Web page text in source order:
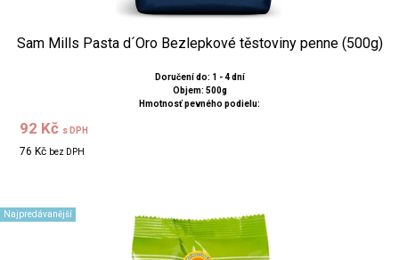
Sam Mills Pasta d´Oro Bezlepkové těstoviny penne (500g)
Doručení do: 1 - 4 dní
Objem: 500g
Hmotnosť pevného podielu:
92 Kč s DPH
76 Kč bez DPH
Najpredávanější